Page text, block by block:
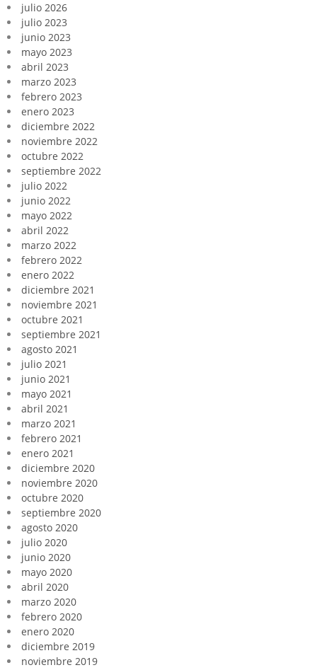
julio 2026
julio 2023
junio 2023
mayo 2023
abril 2023
marzo 2023
febrero 2023
enero 2023
diciembre 2022
noviembre 2022
octubre 2022
septiembre 2022
julio 2022
junio 2022
mayo 2022
abril 2022
marzo 2022
febrero 2022
enero 2022
diciembre 2021
noviembre 2021
octubre 2021
septiembre 2021
agosto 2021
julio 2021
junio 2021
mayo 2021
abril 2021
marzo 2021
febrero 2021
enero 2021
diciembre 2020
noviembre 2020
octubre 2020
septiembre 2020
agosto 2020
julio 2020
junio 2020
mayo 2020
abril 2020
marzo 2020
febrero 2020
enero 2020
diciembre 2019
noviembre 2019